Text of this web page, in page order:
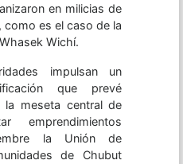
en milicias de
es el caso de la
Wichí.
impulsan un
que prevé
la meseta central de
emprendimientos
la Unión de
de Chubut